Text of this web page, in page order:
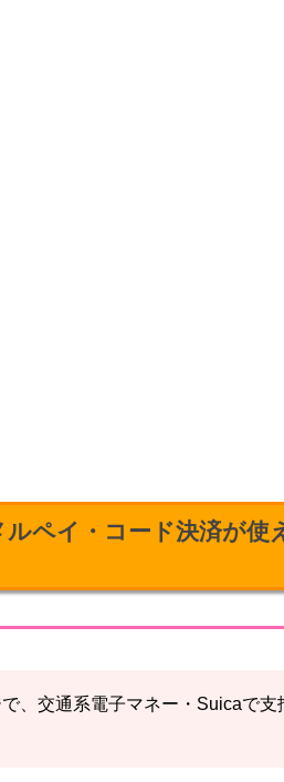
ペイ・コード決済が使
、交通系電子マネー・Suicaで支